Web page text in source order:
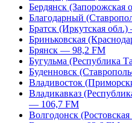
Бердянск
Благодарный
Братск (Иркутская
Бриньковская
Брянск — 98,2 FM
Бугульма (Республика
Буденновск
Владивосток
Владикавказ
— 106,7 FM
Волгодонск